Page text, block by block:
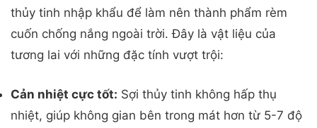
thủy tinh nhập khẩu để làm nên thành phẩm rèm
cuốn chống nắng ngoài trời. Đây là vật liệu của
tương lai với những đặc tính vượt trội:
Cản nhiệt cực tốt: Sợi thủy tinh không hấp thụ
nhiệt, giúp không gian bên trong mát hơn từ 5-7 độ